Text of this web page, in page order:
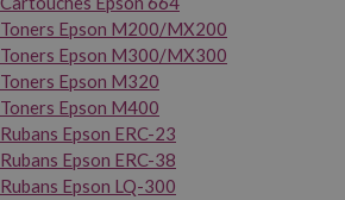
Toners Epson M200/MX200
Toners Epson M300/MX300
Toners Epson M320
Toners Epson M400
Rubans Epson ERC-23
Rubans Epson ERC-38
Rubans Epson LQ-300